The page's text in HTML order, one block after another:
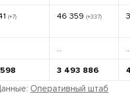
(+7) 46 359 (+337)
... ...
3 493 886
Оперативный штаб